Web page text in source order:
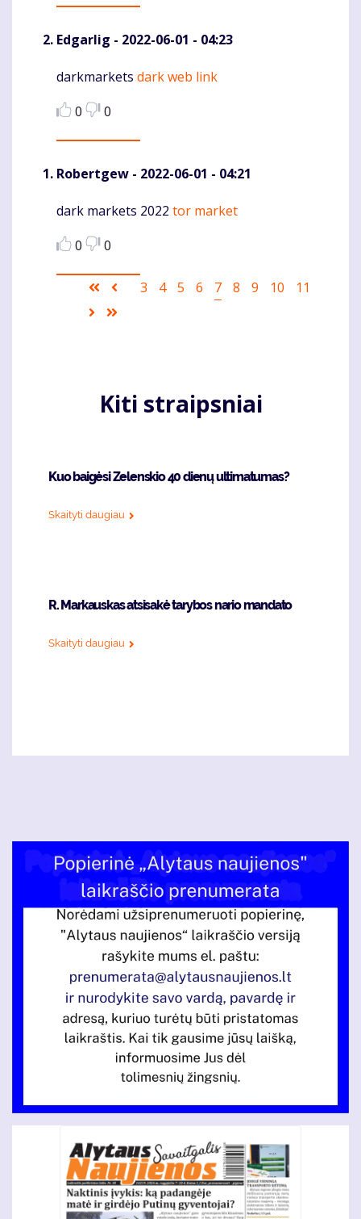
Edgarlig - 2022-06-01 - 04:23
Komentaras
darkmarkets dark web link
0
0
Robertgew - 2022-06-01 - 04:21
Komentaras
dark markets 2022 tor market
0
0
Pagination
First
page
Ankstesnis
Puslapis
3 Puslapis
4 Puslapis
5 Puslapis
6
Current
7 Puslapis
8 Puslapis
9 Puslapis
10 Puslapis
11
Sekantis
Kiti straipsniai
Kuo baigėsi Zelenskio 40 dienų ultimatumas?
Skaityti daugiau
R. Markauskas atsisakė tarybos nario mandato
Skaityti daugiau